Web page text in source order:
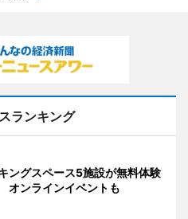
ランキング
ングスペース5施設が無料体験
ンラインイベントも